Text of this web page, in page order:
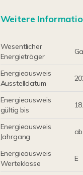
Weitere
Wesentlicher
Energieträger
Energieausweis
Ausstelldatum
Energieausweis
gültig bis
Energieausweis
Jahrgang
Energieausweis
Werteklasse
E